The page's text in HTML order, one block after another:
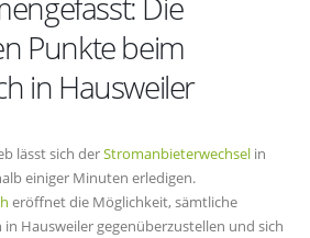
Punkte beim
in Hausweiler
lässt sich derStromanbieterwechsel in
einiger Minuten erledigen.
eröffnet die Möglichkeit, sämtliche
in Hausweiler gegenüberzustellen und sich